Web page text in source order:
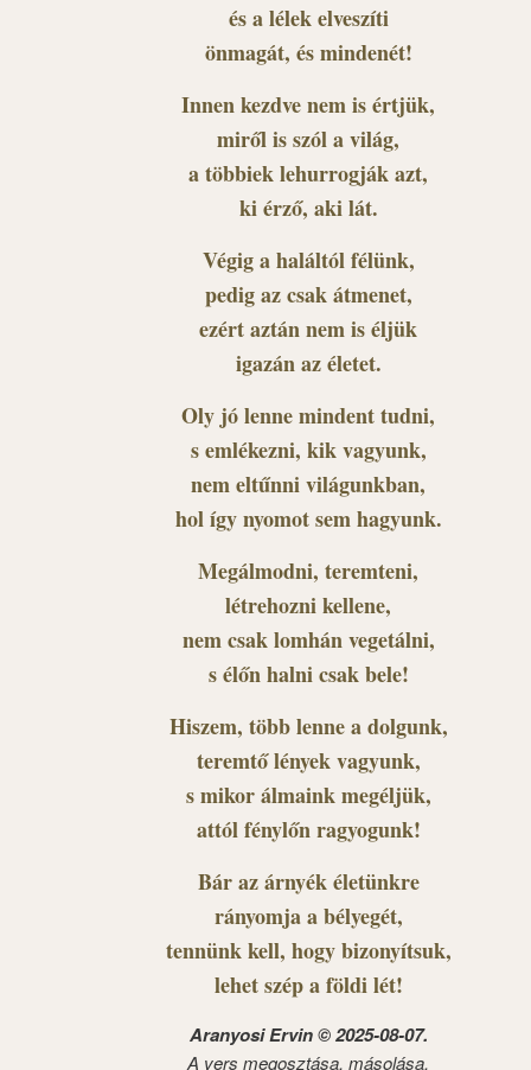
és a lélek elveszíti
önmagát, és mindenét!
Innen kezdve nem is értjük,
miről is szól a világ,
a többiek lehurrogják azt,
ki érző, aki lát.
Végig a haláltól félünk,
pedig az csak átmenet,
ezért aztán nem is éljük
igazán az életet.
Oly jó lenne mindent tudni,
s emlékezni, kik vagyunk,
nem eltűnni világunkban,
hol így nyomot sem hagyunk.
Megálmodni, teremteni,
létrehozni kellene,
nem csak lomhán vegetálni,
s élőn halni csak bele!
Hiszem, több lenne a dolgunk,
teremtő lények vagyunk,
s mikor álmaink megéljük,
attól fénylőn ragyogunk!
Bár az árnyék életünkre
rányomja a bélyegét,
tennünk kell, hogy bizonyítsuk,
lehet szép a földi lét!
Aranyosi Ervin © 2025-08-07.
A vers megosztása, másolása,